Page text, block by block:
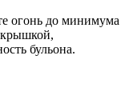
огонь до минимума
бульона.